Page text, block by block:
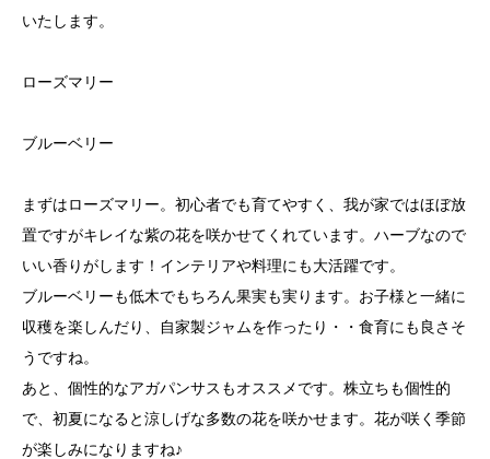
いたします。
ローズマリー
ブルーベリー
まずはローズマリー。初心者でも育てやすく、我が家ではほぼ放
置ですがキレイな紫の花を咲かせてくれています。ハーブなので
いい香りがします！インテリアや料理にも大活躍です。
ブルーベリーも低木でもちろん果実も実ります。お子様と一緒に
収穫を楽しんだり、自家製ジャムを作ったり・・食育にも良さそ
うですね。
あと、個性的なアガパンサスもオススメです。株立ちも個性的
で、初夏になると涼しげな多数の花を咲かせます。花が咲く季節
が楽しみになりますね♪